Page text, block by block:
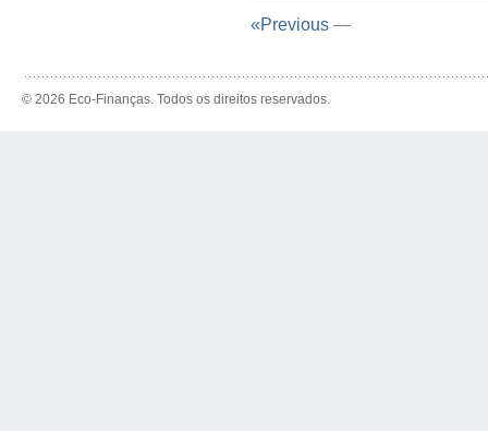
«Previous —
© 2026 Eco-Finanças. Todos os direitos reservados.